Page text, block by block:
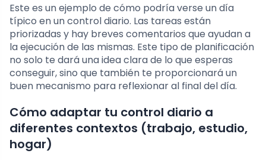
Este es un ejemplo de cómo podría verse un día
típico en un control diario. Las tareas están
priorizadas y hay breves comentarios que ayudan a
la ejecución de las mismas. Este tipo de planificación
no solo te dará una idea clara de lo que esperas
conseguir, sino que también te proporcionará un
buen mecanismo para reflexionar al final del día.
Cómo adaptar tu control diario a
diferentes contextos (trabajo, estudio,
hogar)